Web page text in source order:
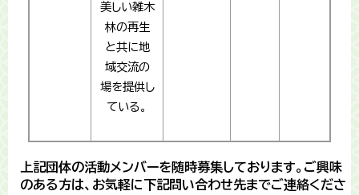
美しい雑木
林の再生
と共に地
域交流の
場を提供し
ている。
上記団体の活動メンバーを随時募集しております。ご興味
のある方は、お気軽に下記問い合わせ先までご連絡くださ